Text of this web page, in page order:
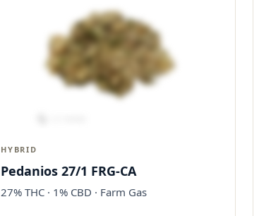
HYBRID
Pedanios 27/1 FRG-CA
27% THC · 1% CBD · Farm Gas